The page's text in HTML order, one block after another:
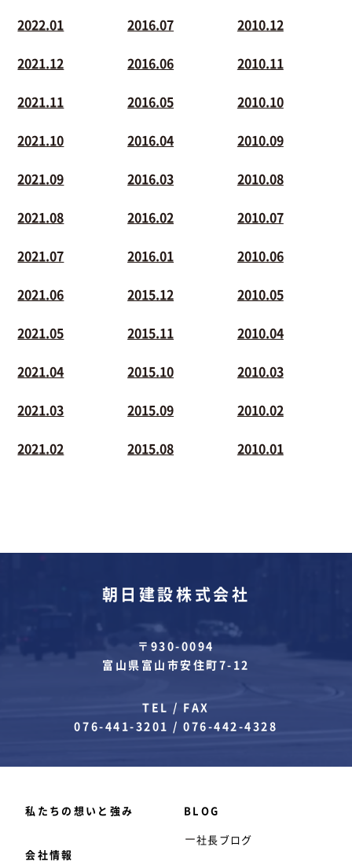
2022.01
2021.12
2021.11
2021.10
2021.09
2021.08
2021.07
2021.06
2021.05
2021.04
2021.03
2021.02
2016.07
2016.06
2016.05
2016.04
2016.03
2016.02
2016.01
2015.12
2015.11
2015.10
2015.09
2015.08
2010.12
2010.11
2010.10
2010.09
2010.08
2010.07
2010.06
2010.05
2010.04
2010.03
2010.02
2010.01
朝日建設株式会社
〒930-0094
富山県富山市安住町7-12
TEL / FAX
076-441-3201 /076-442-4328
私たちの想いと強み
会社情報
BLOG
社長ブログ